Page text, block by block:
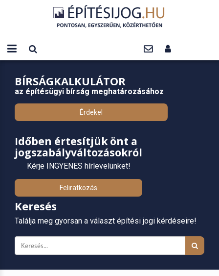
BÍRSÁGKALKULÁTOR
az építésügyi bírság meghatározásához
Érdekel
Időben értesítjük önt a
jogszabályváltozásokról
Kérje INGYENES hírlevelünket!
Feliratkozás
Keresés
Találja meg gyorsan a választ építési jogi kérdéseire!